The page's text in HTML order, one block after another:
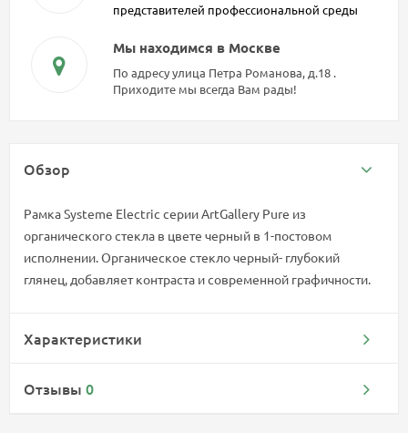
представителей профессиональной среды
Мы находимся в Москве
По адресу улица Петра Романова, д.18 .
Приходите мы всегда Вам рады!
Обзор
Рамка Systeme Electric серии ArtGallery Pure из
органического стекла в цвете черный в 1-постовом
исполнении. Органическое стекло черный- глубокий
глянец, добавляет контраста и современной графичности.
Характеристики
Отзывы 0